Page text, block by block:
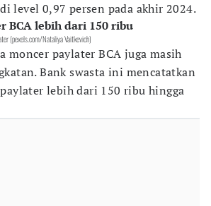
level 0,97 persen pada akhir 2024.
BCA lebih dari 150 ribu
(pexels.com/Nataliya Vaitkevich)
moncer paylater BCA juga masih
Bank swasta ini mencatatkan
lebih dari 150 ribu hingga